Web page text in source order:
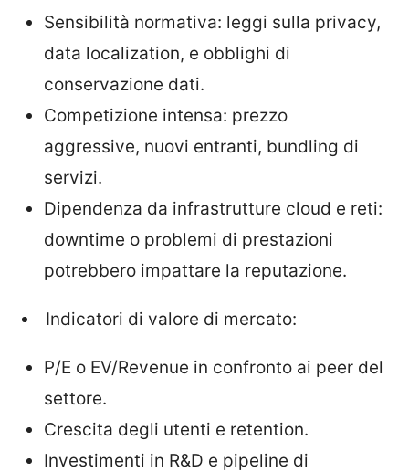
Sensibilità normativa: leggi sulla privacy,
data localization, e obblighi di
conservazione dati.
Competizione intensa: prezzo
aggressive, nuovi entranti, bundling di
servizi.
Dipendenza da infrastrutture cloud e reti:
downtime o problemi di prestazioni
potrebbero impattare la reputazione.
Indicatori di valore di mercato:
P/E o EV/Revenue in confronto ai peer del
settore.
Crescita degli utenti e retention.
Investimenti in R&D e pipeline di